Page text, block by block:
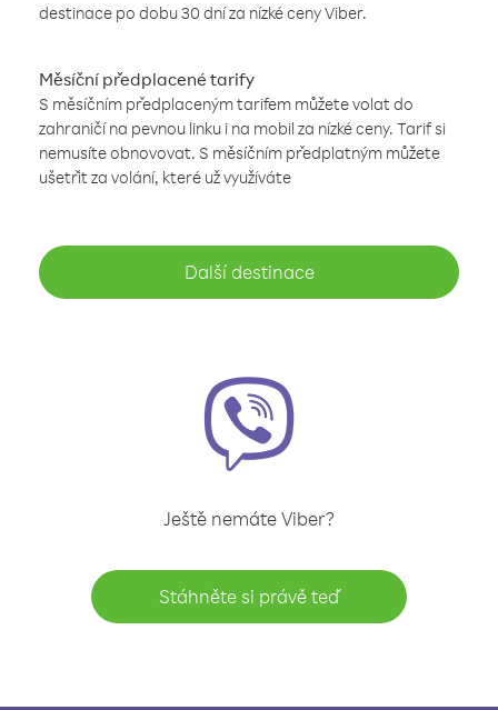
destinace po dobu 30 dní za nízké ceny Viber.
Měsíční předplacené tarify
S měsíčním předplaceným tarifem můžete volat do
zahraničí na pevnou linku i na mobil za nízké ceny. Tarif si
nemusíte obnovovat. S měsíčním předplatným můžete
ušetřit za volání, které už využíváte
Další destinace
Ještě nemáte Viber?
Stáhněte si právě teď